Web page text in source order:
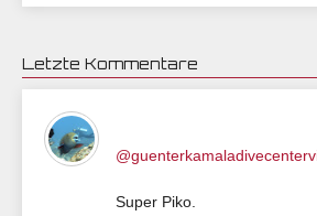
Letzte Kommentare
Super Piko.